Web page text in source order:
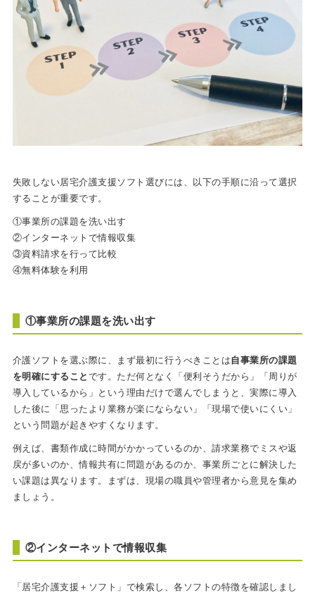
失敗しない居宅介護支援ソフト選びには、以下の手順に沿って選択
することが重要です。
①事業所の課題を洗い出す
②インターネットで情報収集
③資料請求を行って比較
④無料体験を利用
①事業所の課題を洗い出す
介護ソフトを選ぶ際に、まず最初に行うべきことは自事業所の課題
を明確にすること です。ただ何となく「便利そうだから」「周りが
導入しているから」という理由だけで選んでしまうと、実際に導入
した後に「思ったより業務が楽にならない」「現場で使いにくい」
という問題が起きやすくなります。
例えば、書類作成に時間がかかっているのか、請求業務でミスや返
戻が多いのか、情報共有に問題があるのか、事業所ごとに解決した
い課題は異なります。まずは、現場の職員や管理者から意見を集め
ましょう。
②インターネットで情報収集
「居宅介護支援＋ソフト」で検索し、各ソフトの特徴を確認しまし